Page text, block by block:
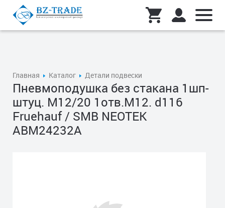
Главная Каталог Детали подвески
Пневмоподушка без стакана 1шп-
штуц. M12/20 1отв.M12. d116
Fruehauf / SMB NEOTEK
ABM24232A